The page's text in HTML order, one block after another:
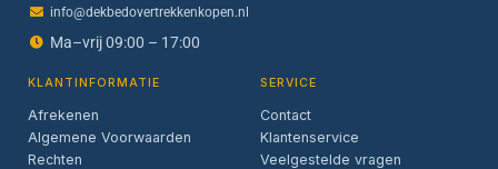
info@dekbedovertrekkenkopen.nl
Ma–vrij 09:00 – 17:00
KLANTINFORMATIE
Afrekenen
Algemene Voorwaarden
Rechten
SERVICE
Contact
Klantenservice
Veelgestelde vragen